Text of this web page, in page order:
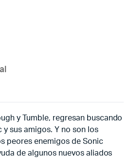
y Tumble, regresan buscando
y sus amigos. Y no son los
peores enemigos de Sonic
de algunos nuevos aliados